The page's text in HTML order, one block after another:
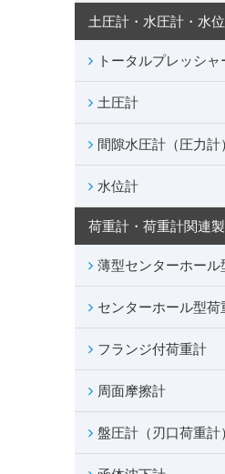
土圧計・水圧計・水
トータルプレッシャ
土圧計
間隙水圧計（圧力計
水位計
荷重計・荷重計関連
薄型センターホール
センターホール型荷
フランジ付荷重計
周面摩擦計
盤圧計（刃口荷重計